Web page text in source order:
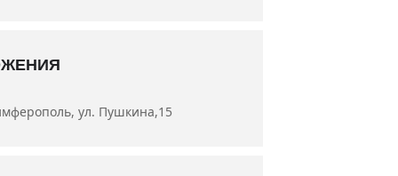
артисты Анастасия
ул. Пушкина,15